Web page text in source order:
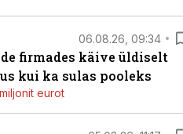
06.08.26, 09:34
firmades käive üldiselt
kui ka sulas pooleks
eurot